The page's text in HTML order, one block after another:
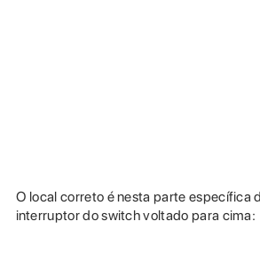
O local correto é nesta parte específica
interruptor do switch voltado para cima: